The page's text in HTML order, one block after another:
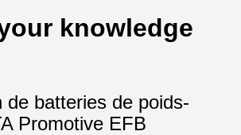
knowledge
de batteries de poids-
Promotive EFB